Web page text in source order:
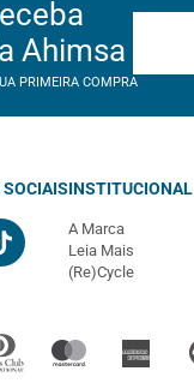
Ahimsa
PRIMEIRA COMPRA
SOCIAISINSTITUCIONAL
A Marca
Leia Mais
(Re)Cycle